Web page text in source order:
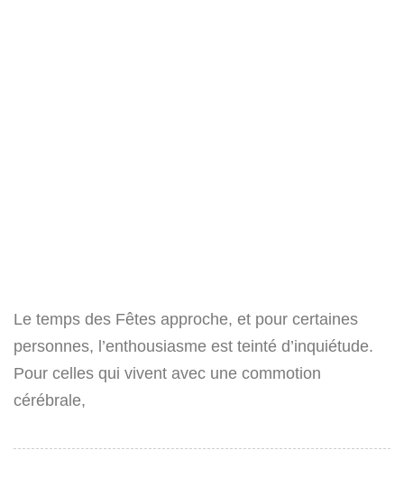
Le temps des Fêtes approche, et pour certaines
personnes, l’enthousiasme est teinté d’inquiétude.
Pour celles qui vivent avec une commotion
cérébrale,